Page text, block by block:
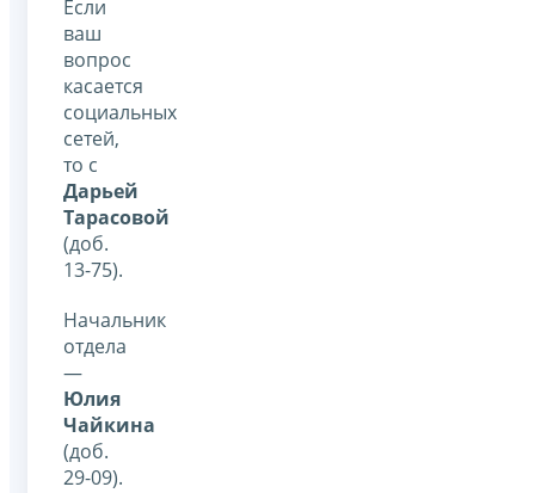
Если
ваш
вопрос
касается
социальных
сетей,
то с
Дарьей
Тарасовой
(доб.
13-75).
Начальник
отдела
—
Юлия
Чайкина
(доб.
29-09).